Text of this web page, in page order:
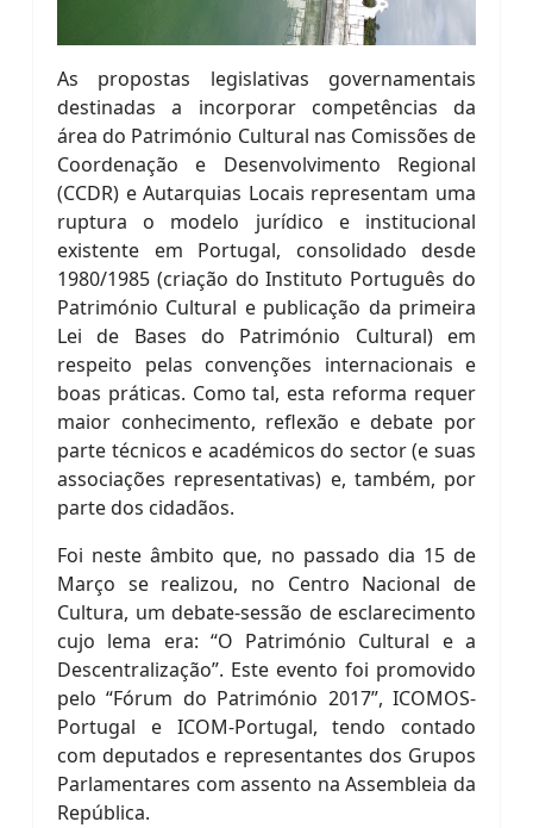
As propostas legislativas governamentais
destinadas a incorporar competências da
área do Património Cultural nas Comissões de
Coordenação e Desenvolvimento Regional
(CCDR) e Autarquias Locais representam uma
ruptura o modelo jurídico e institucional
existente em Portugal, consolidado desde
1980/1985 (criação do Instituto Português do
Património Cultural e publicação da primeira
Lei de Bases do Património Cultural) em
respeito pelas convenções internacionais e
boas práticas. Como tal, esta reforma requer
maior conhecimento, reflexão e debate por
parte técnicos e académicos do sector (e suas
associações representativas) e, também, por
parte dos cidadãos.
Foi neste âmbito que, no passado dia 15 de
Março se realizou, no Centro Nacional de
Cultura, um debate-sessão de esclarecimento
cujo lema era: “O Património Cultural e a
Descentralização”. Este evento foi promovido
pelo “Fórum do Património 2017”, ICOMOS-
Portugal e ICOM-Portugal, tendo contado
com deputados e representantes dos Grupos
Parlamentares com assento na Assembleia da
República.